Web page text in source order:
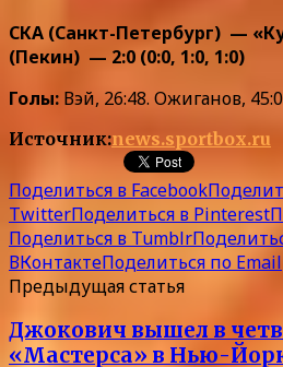
СКА (Санкт-Петербург) —
(Пекин) — 2:0 (0:0, 1:0, 1:0)
Голы: Вэй, 26:48. Ожиганов,
Источник:news.sportbox.ru
Поделиться в Facebook
TwitterПоделиться в Pinterest
Поделиться в Tumblr
ВКонтактеПоделиться по Email
Предыдущая статья
Джокович вышел в
«Мастерса» в Нью-